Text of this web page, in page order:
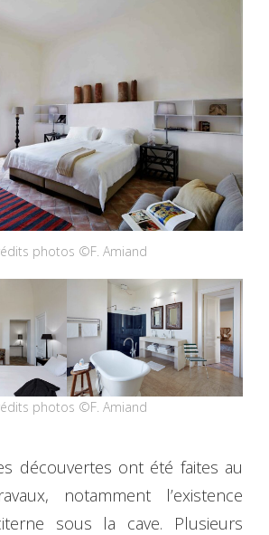
photos ©F. Amiand
photos ©F. Amiand
découvertes ont été faites au
notamment l’existence
sous la cave. Plusieurs